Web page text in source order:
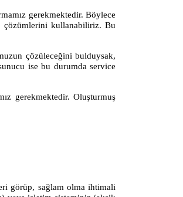
gerekmektedir. Böylece
çözümlerini kullanabiliriz. Bu
çözüleceğini bulduysak,
ise bu durumda service
gerekmektedir. Oluşturmuş
görüp, sağlam olma ihtimali